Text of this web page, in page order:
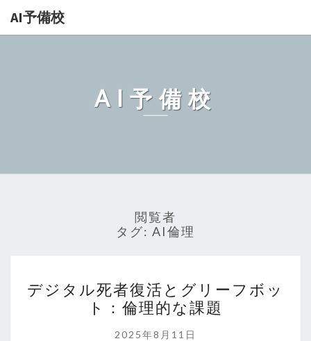
AI予備校
AI予備校
閲覧者
タグ: AI倫理
ジ
タ
ル
デジタル死者復活とグリーフボッ
ト：倫理的な課題
2025年8月11日